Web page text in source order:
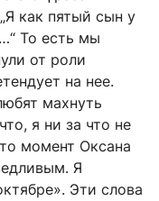
как пятый сын у
То есть мы
от роли
на нее.
махнуть
я ни за что не
момент Оксана
Я
Эти слова